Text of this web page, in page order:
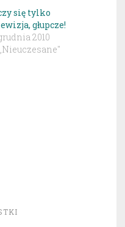
się tylko
głupcze!
2010